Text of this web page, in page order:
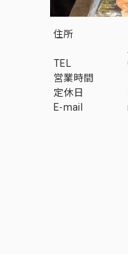
住所
TEL
営業時間
定休日
E-mail